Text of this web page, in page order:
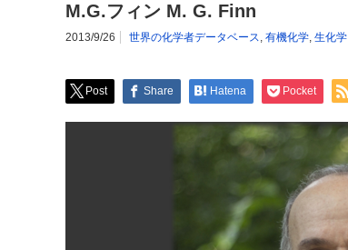
M.G.フィン M. G. Finn
2013/9/26 世界の化学者データベース, 有機化学, 生化学
Post Share Hatena Pocket